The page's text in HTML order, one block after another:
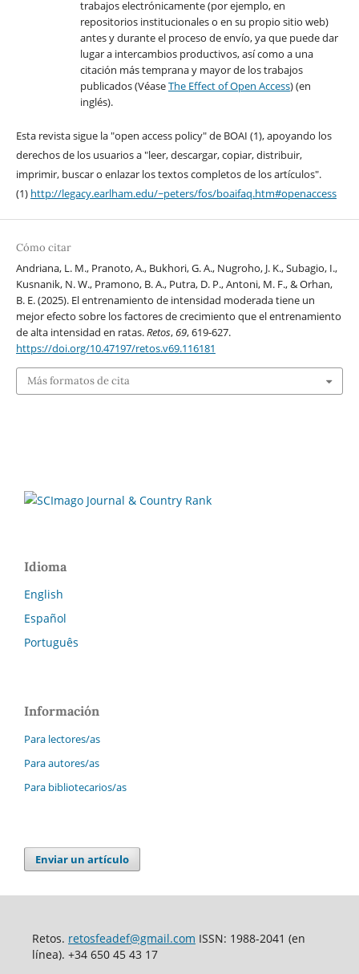
trabajos electrónicamente (por ejemplo, en
repositorios institucionales o en su propio sitio web)
antes y durante el proceso de envío, ya que puede dar
lugar a intercambios productivos, así como a una
citación más temprana y mayor de los trabajos
publicados (VéaseThe Effect of Open Access) (en
inglés).
Esta revista sigue la "open access policy" de BOAI (1), apoyando los
derechos de los usuarios a "leer, descargar, copiar, distribuir,
imprimir, buscar o enlazar los textos completos de los artículos".
(1) http://legacy.earlham.edu/~peters/fos/boaifaq.htm#openaccess
Cómo citar
Andriana, L. M., Pranoto, A., Bukhori, G. A., Nugroho, J. K., Subagio, I.,
Kusnanik, N. W., Pramono, B. A., Putra, D. P., Antoni, M. F., & Orhan,
B. E. (2025). El entrenamiento de intensidad moderada tiene un
mejor efecto sobre los factores de crecimiento que el entrenamiento
de alta intensidad en ratas.Retos,69, 619-627.
https://doi.org/10.47197/retos.v69.116181
Más formatos de cita
Idioma
English
Español
Português
Información
Para lectores/as
Para autores/as
Para bibliotecarios/as
Enviar un artículo
Retos. retosfeadef@gmail.com ISSN: 1988-2041 (en
línea). +34 650 45 43 17